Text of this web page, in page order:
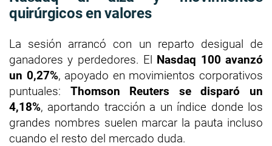
quirúrgicos en valores
La sesión arrancó con un reparto desigual de
ganadores y perdedores. El Nasdaq 100 avanzó
un 0,27%, apoyado en movimientos corporativos
puntuales: Thomson Reuters se disparó un
4,18%, aportando tracción a un índice donde los
grandes nombres suelen marcar la pauta incluso
cuando el resto del mercado duda.